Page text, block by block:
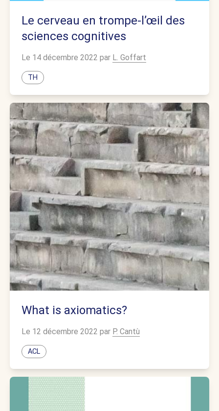
Le cerveau en trompe-l’œil des
sciences cognitives
Le 14 décembre 2022 par L. Goffart
TH
What is axiomatics?
Le 12 décembre 2022 par P. Cantù
ACL